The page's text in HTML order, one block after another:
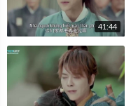
41:44